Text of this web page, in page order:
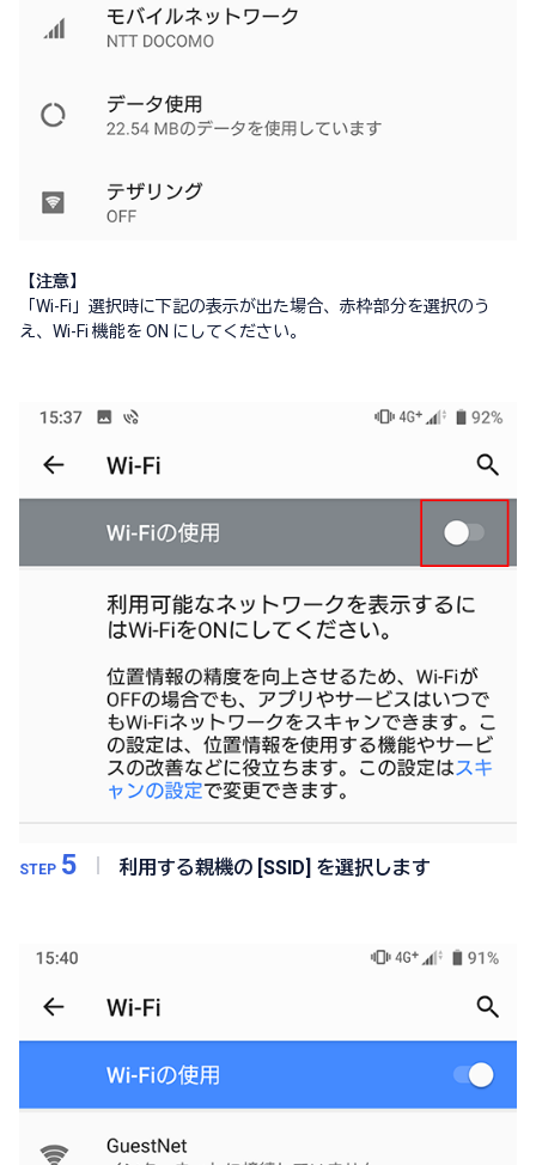
【注意】
「Wi-Fi」選択時に下記の表示が出た場合、赤枠部分を選択のう
え、Wi-Fi 機能を ON にしてください。
STEP 5 利用する親機の [SSID] を選択します